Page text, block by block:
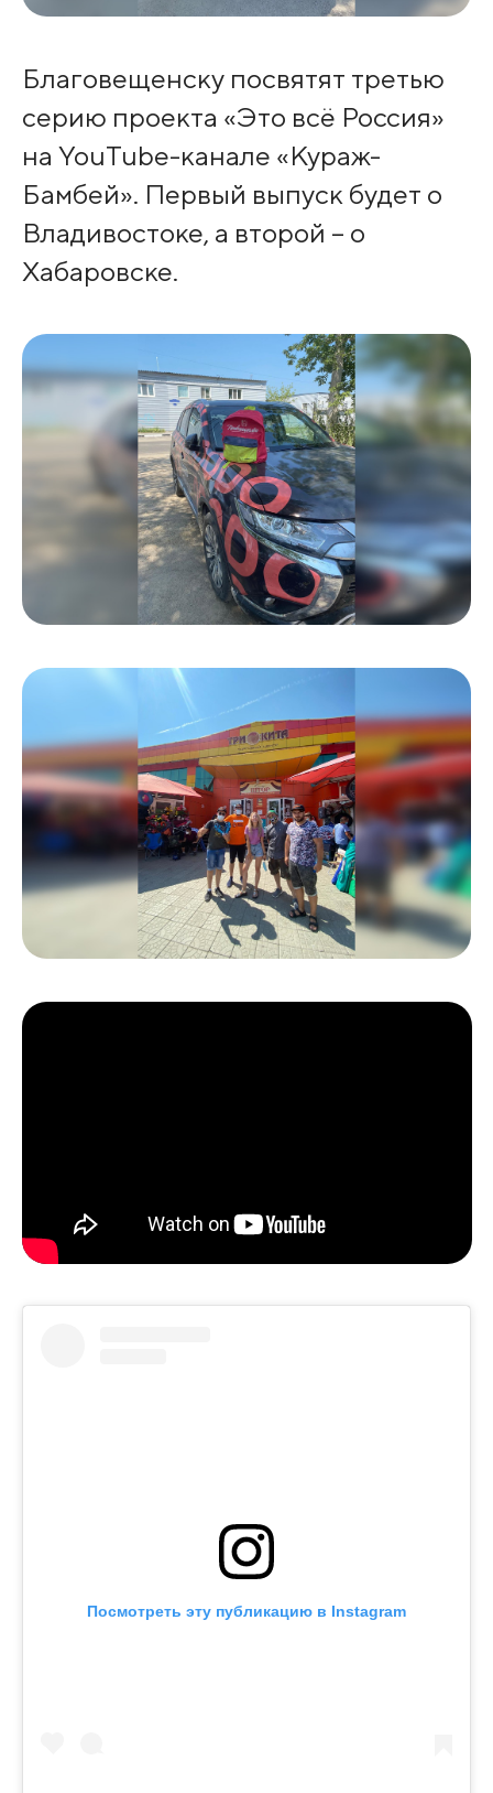
Благовещенску посвятят третью
серию проекта «Это всё Россия»
на YouTube-канале «Кураж-
Бамбей». Первый выпуск будет о
Владивостоке, а второй – о
Хабаровске.
Посмотреть эту публикацию в Instagram